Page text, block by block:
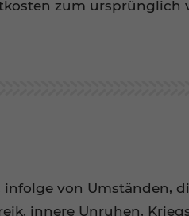
zum ursprünglich
von Umständen,
innere Unruhen,